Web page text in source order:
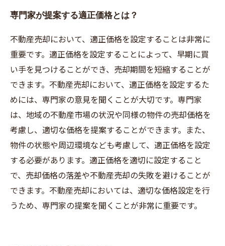
専門家が提案する適正価格とは？
不動産売却において、適正価格を設定することは非常に
重要です。適正価格を設定することによって、早期に買
い手を見つけることができ、売却期間を短縮することが
できます。不動産売却において、適正価格を設定するた
めには、専門家の意見を聞くことが大切です。専門家
は、地域の不動産市場の状況や同様の物件の売却価格を
考慮し、適切な価格を提案することができます。また、
物件の状態や周辺環境なども考慮して、適正価格を設定
する必要があります。適正価格を適切に設定すること
で、売却価格の落差や不動産売却の失敗を避けることが
できます。不動産売却においては、適切な価格設定を行
うため、専門家の提案を聞くことが非常に重要です。